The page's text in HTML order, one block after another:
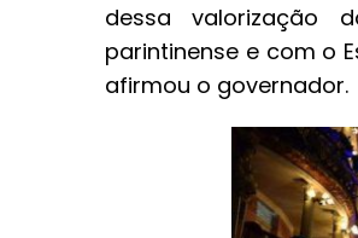
dessa valorização
parintinense e com o
afirmou o governador.